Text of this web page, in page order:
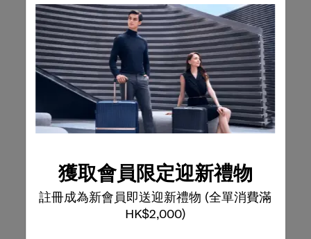
獲取會員限定迎新禮物
註冊成為新會員即送迎新禮物 (全單消費滿
HK$2,000)